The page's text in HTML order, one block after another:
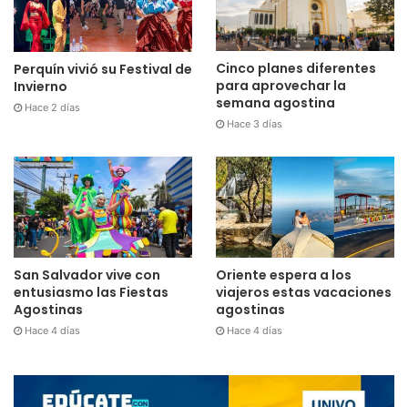
Perquín vivió su Festival de
Invierno
Hace 2 días
Cinco planes diferentes
para aprovechar la
semana agostina
Hace 3 días
San Salvador vive con
entusiasmo las Fiestas
Agostinas
Hace 4 días
Oriente espera a los
viajeros estas vacaciones
agostinas
Hace 4 días